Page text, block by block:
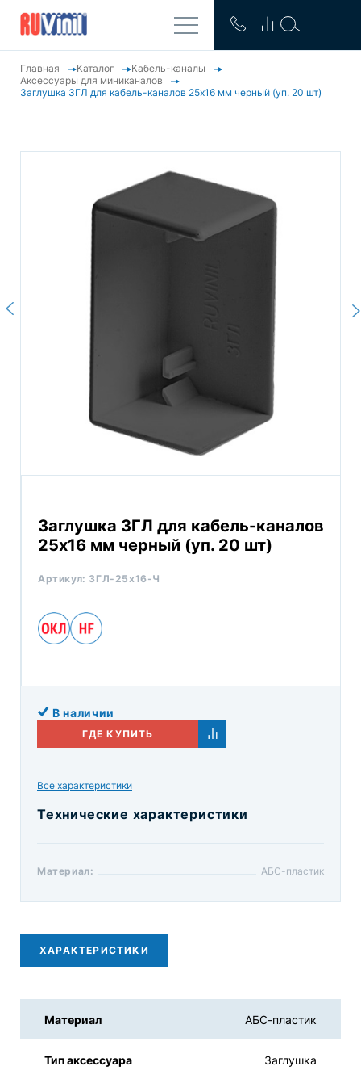
Главная Каталог
Кабель-каналы
Аксессуары для миниканалов
Заглушка ЗГЛ для кабель-каналов 25х16 мм черный (уп. 20 шт)
Заглушка ЗГЛ для кабель-каналов
25х16 мм черный (уп. 20 шт)
Артикул: ЗГЛ-25х16-Ч
В наличии
ГДЕ КУПИТЬ
Технические характеристики
Материал: АБС-пластик
Все характеристики
ХАРАКТЕРИСТИКИ
Материал АБС-пластик
Тип аксессуара Заглушка